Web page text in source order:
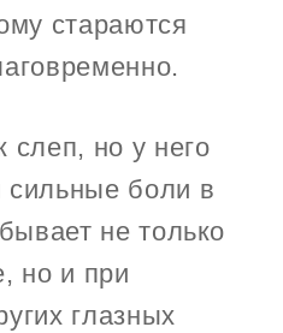
стараются
слеп, но у него
сильные боли в
не только
но и при
глазных